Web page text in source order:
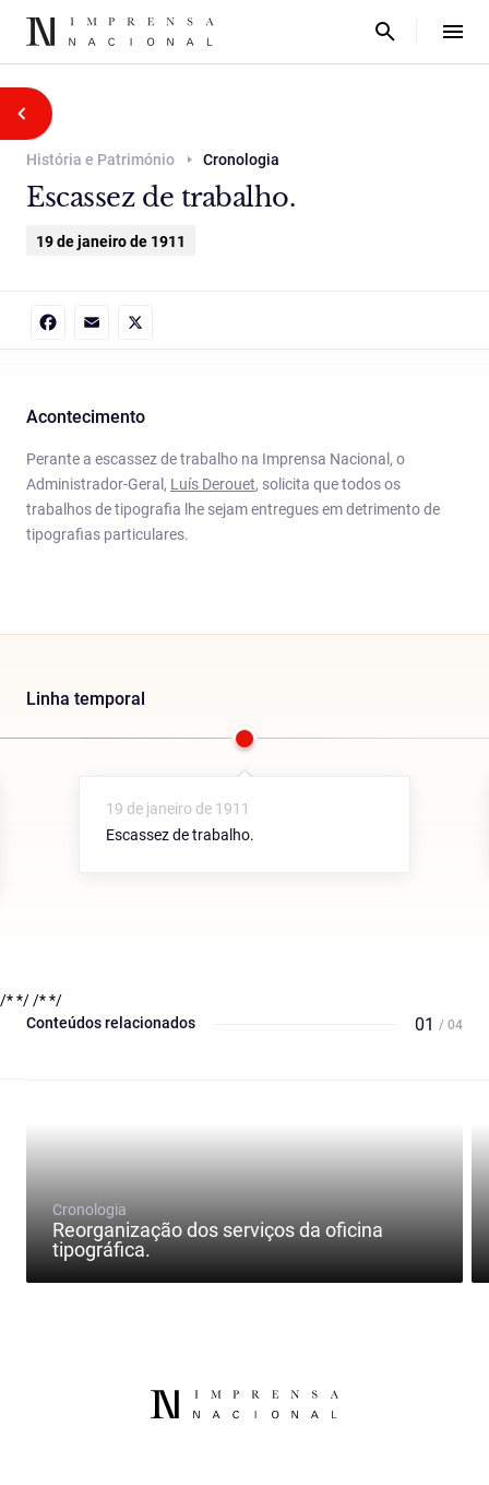
História e Património Cronologia
Escassez de trabalho.
19 de janeiro de 1911
Acontecimento
Perante a escassez de trabalho na Imprensa Nacional, o
Administrador-Geral, Luís Derouet, solicita que todos os
trabalhos de tipografia lhe sejam entregues em detrimento de
tipografias particulares.
Linha temporal
19 de janeiro de 1911
Escassez de trabalho.
/* *//* */
Conteúdos relacionados
01 / 04
Cronologia
Reorganização dos serviços da oficina
tipográfica.